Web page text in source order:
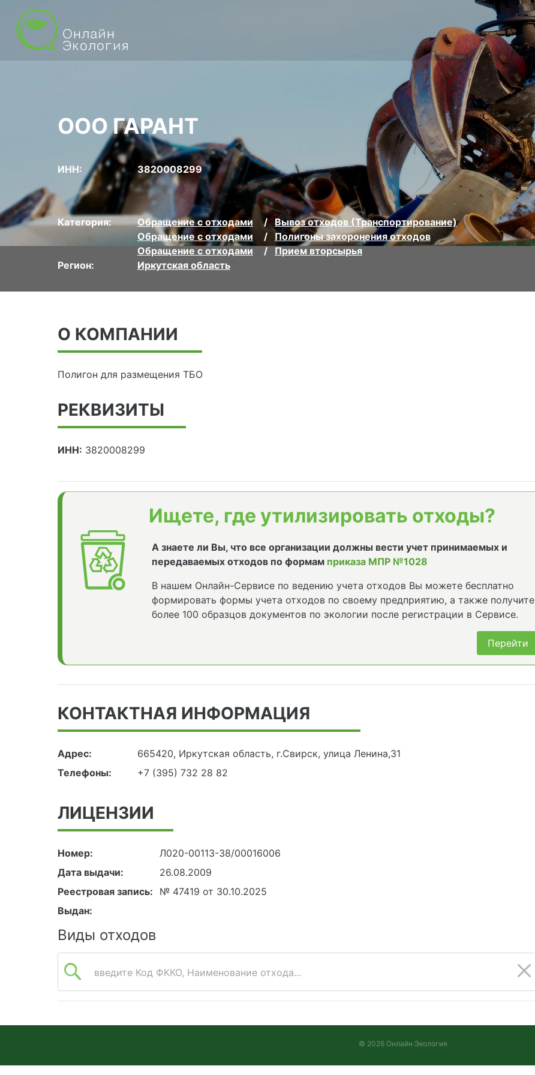
ООО ГАРАНТ
ИНН: 3820008299
Категория: Обращение с отходами
Вывоз отходов (Транспортирование)
Обращение с отходами
Полигоны захоронения отходов
Обращение с отходами
Прием вторсырья
Регион:
Иркутская область
О КОМПАНИИ
Полигон для размещения ТБО
РЕКВИЗИТЫ
ИНН: 3820008299
Ищете, где утилизировать отходы?
А знаете ли Вы, что все организации должны вести учет принимаемых и
передаваемых отходов по формам приказа МПР №1028
В нашем Онлайн-Сервисе по ведению учета отходов Вы можете бесплатно
формировать формы учета отходов по своему предприятию, а также получите
более 100 образцов документов по экологии после регистрации в Сервисе.
Перейти
КОНТАКТНАЯ ИНФОРМАЦИЯ
Адрес:
665420, Иркутская область, г.Свирск, улица Ленина,31
Телефоны:
+7 (395) 732 28 82
ЛИЦЕНЗИИ
Номер:
Л020-00113-38/00016006
Дата выдачи:
26.08.2009
Реестровая запись:
№ 47419 от 30.10.2025
Выдан:
Виды отходов
введите Код ФККО, Наименование отхода...
© 2026 Онлайн Экология